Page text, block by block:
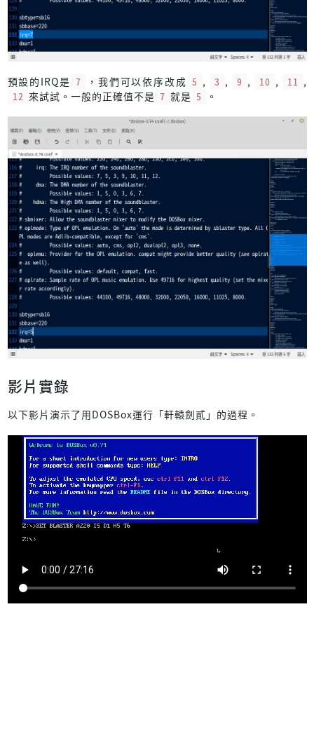
預設的IRQ是 7 ，我們可以依序改成 5 , 3 , 9 , 10 , 11 ,
12 來試試。一般的正確值不是 7 就是 5 。
影片實錄
以下影片演示了用DOSBox運行「軒轅劍貳」的過程。